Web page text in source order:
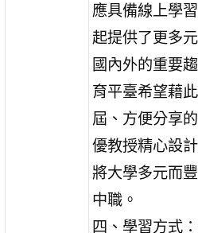
應具備線上學
起提供了更多
國內外的重要
育平臺希望藉
屆、方便分享
優教授精心設
將大學多元而
中職。
四、學習方式